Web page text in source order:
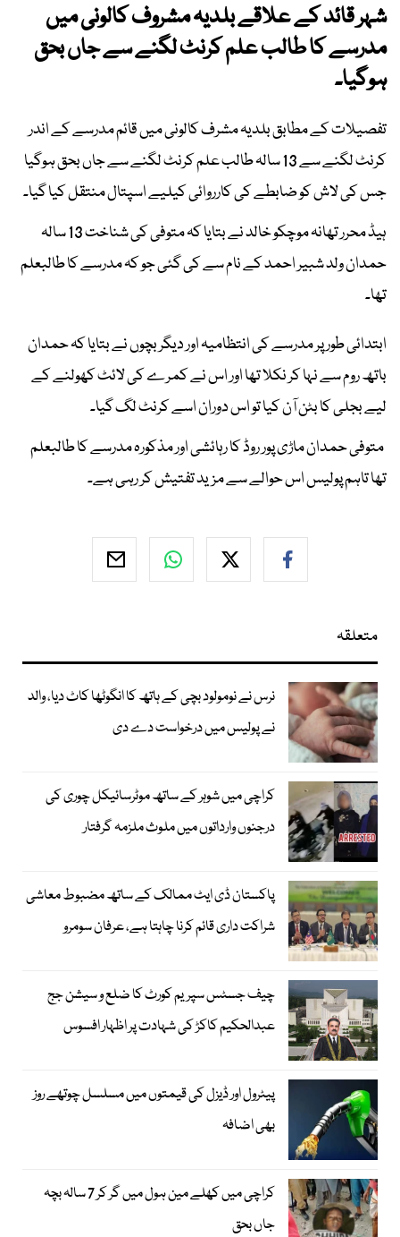
شہر قائد کے علاقے بلدیہ مشروف کالونی میں
مدرسے کا طالب علم کرنٹ لگنے سے جاں بحق
ہوگیا۔
تفصیلات کے مطابق بلدیہ مشرف کالونی میں قائم مدرسے کے اندر
کرنٹ لگنے سے 13 سالہ طالب علم کرنٹ لگنے سے جاں بحق ہوگیا
جس کی لاش کو ضابطے کی کارروائی کیلیے اسپتال منتقل کیا گیا۔
ہیڈ محرر تھانہ موچکو خالد نے بتایا کہ متوفی کی شناخت 13 سالہ
حمدان ولد شبیر احمد کے نام سے کی گئی جو کہ مدرسے کا طالبعلم
تھا۔
ابتدائی طور پر مدرسے کی انتظامیہ اور دیگر بچوں نے بتایا کہ حمدان
باتھ روم سے نہا کر نکلا تھا اور اس نے کمرے کی لائٹ کھولنے کے
لیے بجلی کا بٹن آن کیا تو اس دوران اسے کرنٹ لگ گیا۔
متوفی حمدان ماڑی پور روڈ کا رہائشی اور مذکورہ مدرسے کا طالبعلم
تھا تاہم پولیس اس حوالے سے مزید تفتیش کر رہی ہے۔
متعلقہ
نرس نے نومولود بچی کے ہاتھ کا انگوٹھا کاٹ دیا، والد
نے پولیس میں درخواست دے دی
کراچی میں شوہر کے ساتھ موٹرسائیکل چوری کی
درجنوں وارداتوں میں ملوث ملزمہ گرفتار
پاکستان ڈی ایٹ ممالک کے ساتھ مضبوط معاشی
شراکت داری قائم کرنا چاہتا ہے، عرفان سومرو
چیف جسٹس سپریم کورٹ کا ضلع و سیشن جج
عبدالحکیم کاکڑ کی شہادت پر اظہار افسوس
پیٹرول اور ڈیزل کی قیمتوں میں مسلسل چوتھے روز
بھی اضافہ
کراچی میں کھلے مین ہول میں گر کر 7 سالہ بچہ
جاں بحق